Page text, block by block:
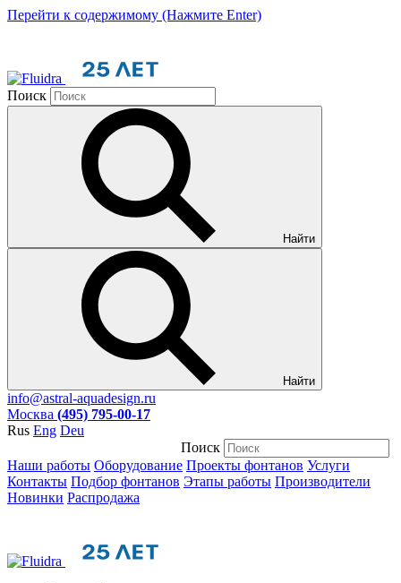
Перейти к содержимому (Нажмите Enter)
Поиск
Найти
Найти
info@astral-aquadesign.ru
Москва (495) 795-00-17
Rus Eng Deu
Поиск
Наши работы Оборудование Проекты фонтанов Услуги
Контакты Подбор фонтанов Этапы работы Производители
Новинки Распродажа